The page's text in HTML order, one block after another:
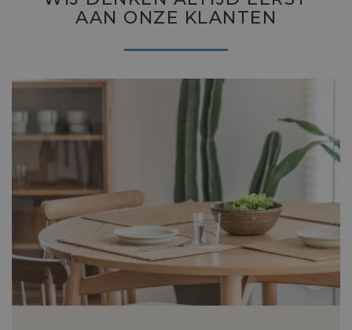
AAN ONZE KLANTEN